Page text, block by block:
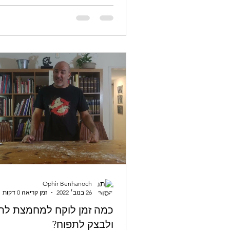
כמה זמן לוקח למחמצת
ולבצק לתפוח?
Ophir Benhanoch
26 בנוב׳ 2022
זמן קריאה 0 דקות